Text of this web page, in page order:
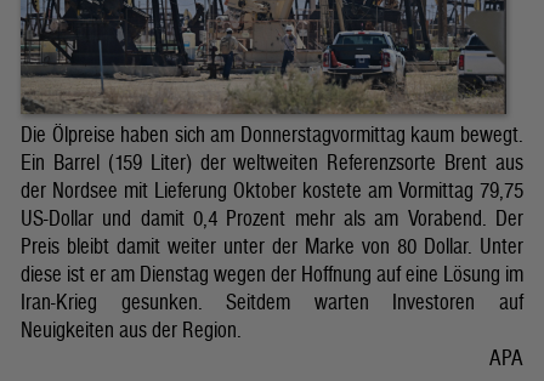
Die Ölpreise haben sich am Donnerstagvormittag kaum bewegt.
Ein Barrel (159 Liter) der weltweiten Referenzsorte Brent aus
der Nordsee mit Lieferung Oktober kostete am Vormittag 79,75
US-Dollar und damit 0,4 Prozent mehr als am Vorabend. Der
Preis bleibt damit weiter unter der Marke von 80 Dollar. Unter
diese ist er am Dienstag wegen der Hoffnung auf eine Lösung im
Iran-Krieg gesunken. Seitdem warten Investoren auf
Neuigkeiten aus der Region.
APA